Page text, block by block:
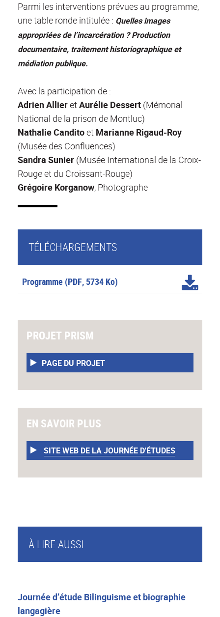
Parmi les interventions prévues au programme,
une table ronde intitulée : Quelles images
appropriées de l’incarcération ? Production
documentaire, traitement historiographique et
médiation publique.
Avec la participation de :
Adrien Allieret Aurélie Dessert (Mémorial
National de la prison de Montluc)
Nathalie Canditoet Marianne Rigaud-Roy
(Musée des Confluences)
Sandra Sunier (Musée International de la Croix-
Rouge et du Croissant-Rouge)
Grégoire Korganow, Photographe
TÉLÉCHARGEMENTS
Programme (PDF, 5734 Ko)
À LIRE AUSSI
Journée d’étude Bilinguisme et biographie
langagière
PROJET PRISM
PAGE DU PROJET
EN SAVOIR PLUS
SITE WEB DE LA JOURNÉE D'ÉTUDES